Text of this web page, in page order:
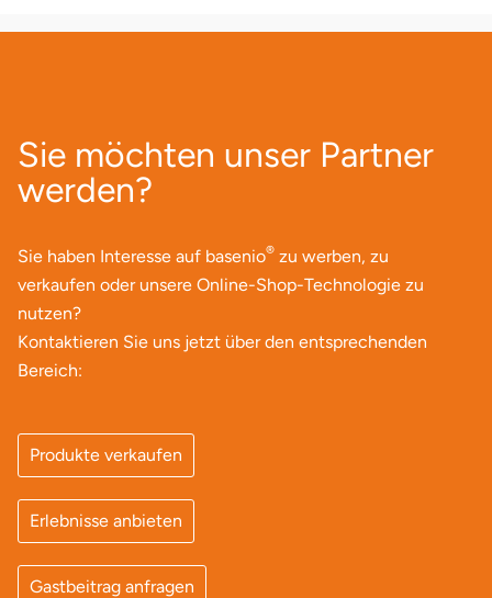
Sie möchten unser Partner
werden?
Sie haben Interesse auf basenio® zu werben, zu
verkaufen oder unsere Online-Shop-Technologie zu
nutzen?
Kontaktieren Sie uns jetzt über den entsprechenden
Bereich:
Produkte verkaufen
Erlebnisse anbieten
Gastbeitrag anfragen